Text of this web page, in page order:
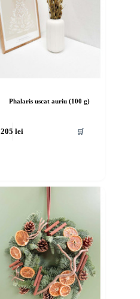
Phalaris uscat auriu (100 g)
205lei 🛒